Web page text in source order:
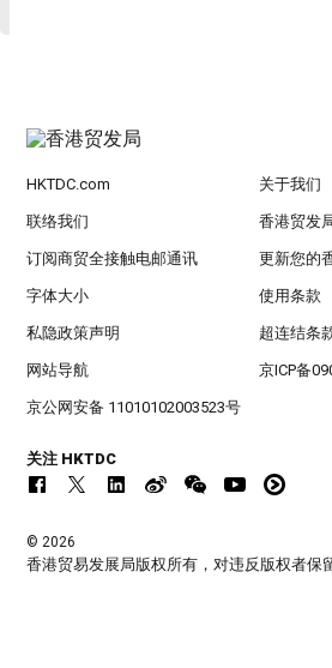
HKTDC.com 关于我们
联络我们 香港贸发
订阅商贸全接触电邮通讯 更新您的
字体大小 使用条款
私隐政策声明 超连结条
网站导航 京ICP备
京公网安备 11010102003523号
关注 HKTDC
© 2026
香港贸易发展局版权所有，对违反版权者保